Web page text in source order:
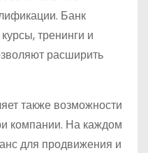
Банк
тренинги и
расширить
также возможности
компании. На каждом
для продвижения и